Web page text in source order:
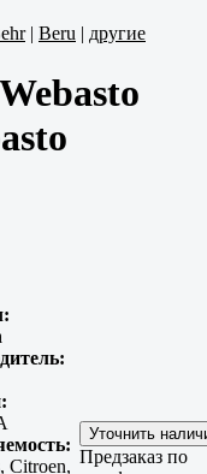
| Beru | другие
Citroen, Предзаказ по